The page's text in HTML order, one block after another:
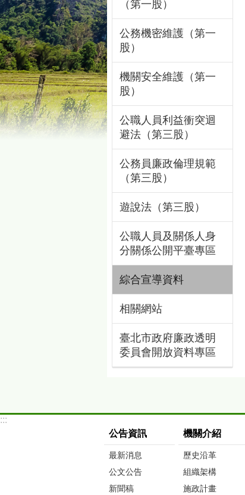
（第一股）
公務機密維護（第一
股）
機關安全維護（第一
股）
公職人員利益衝突迴
避法（第三股）
公務員廉政倫理規範
（第三股）
遊說法（第三股）
公職人員及關係人身
分關係公開平臺專區
綜合宣導資料
相關網站
臺北市政府廉政透明
委員會開放資料專區
:::
公告資訊
最新消息
公文公告
新聞稿
機關介紹
歷史沿革
組織架構
施政計畫